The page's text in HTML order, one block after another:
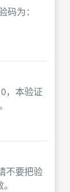
码为：
，本验证
不要把验